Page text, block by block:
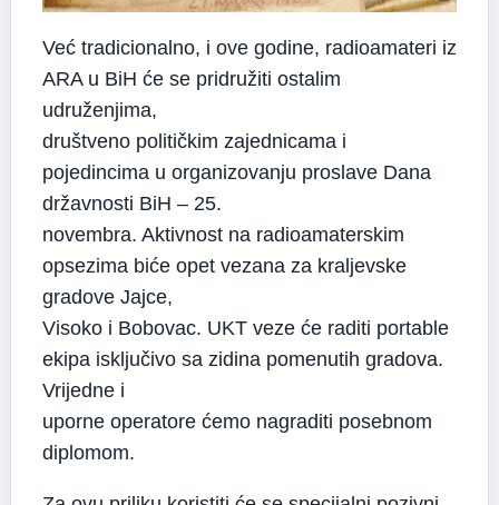
Već tradicionalno, i ove godine, radioamateri iz
ARA u BiH će se pridružiti ostalim
udruženjima,
društveno političkim zajednicama i
pojedincima u organizovanju proslave Dana
državnosti BiH – 25.
novembra. Aktivnost na radioamaterskim
opsezima biće opet vezana za kraljevske
gradove Jajce,
Visoko i Bobovac. UKT veze će raditi portable
ekipa isključivo sa zidina pomenutih gradova.
Vrijedne i
uporne operatore ćemo nagraditi posebnom
diplomom.